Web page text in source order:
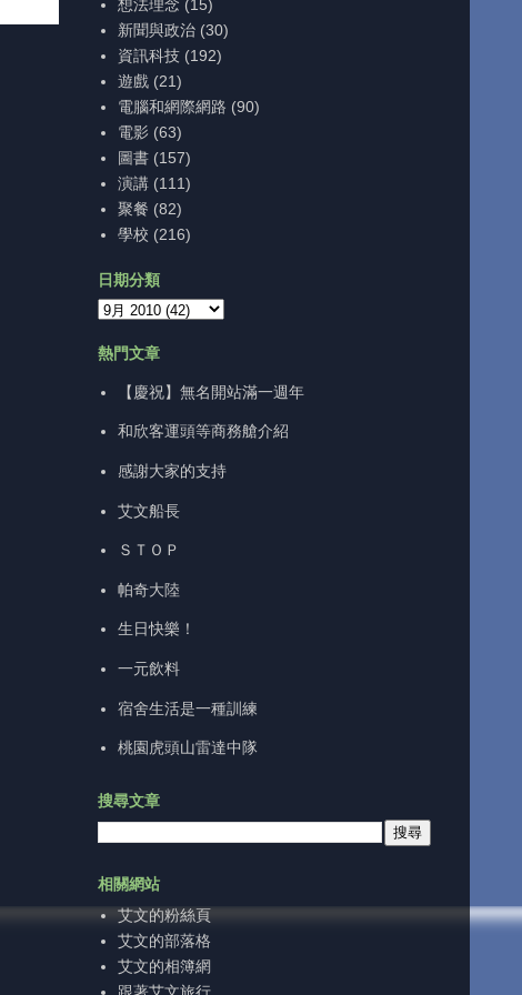
想法理念 (15)
新聞與政治 (30)
資訊科技 (192)
遊戲 (21)
電腦和網際網路 (90)
電影 (63)
圖書 (157)
演講 (111)
聚餐 (82)
學校 (216)
日期分類
熱門文章
【慶祝】無名開站滿一週年
和欣客運頭等商務艙介紹
感謝大家的支持
艾文船長
ＳＴＯＰ
帕奇大陸
生日快樂！
一元飲料
宿舍生活是一種訓練
桃園虎頭山雷達中隊
搜尋文章
相關網站
艾文的粉絲頁
艾文的部落格
艾文的相簿網